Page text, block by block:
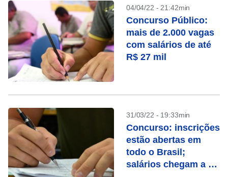
04/04/22 - 21:42min
Concurso Público:
mais de 2.000 vagas
com salários de até
R$ 27 mil
31/03/22 - 19:33min
Concurso: inscrições
estão abertas em
todo o Brasil;
salários chegam a R$